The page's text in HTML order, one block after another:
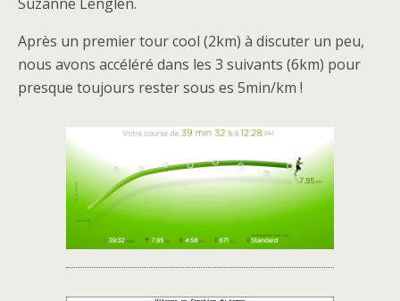
Après un premier tour cool (2km) à discuter un peu,
nous avons accéléré dans les 3 suivants (6km) pour
presque toujours rester sous es 5min/km !